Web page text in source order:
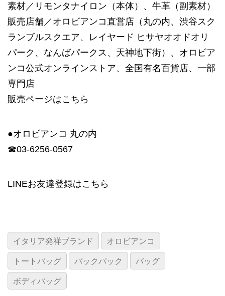
素材／リモンタナイロン（本体）、牛革（副素材）
販売店舗／オロビアンコ直営店（丸の内、渋谷スク
ランブルスクエア、レイヤード ヒサヤオオドオリ
パーク、なんばパークス、天神地下街）、オロビア
ンコ公式オンラインストア、全国有名百貨店、一部
専門店
販売ページはこちら
●オロビアンコ 丸の内
☎03-6256-0567
LINEお友達登録はこちら
イタリア発祥ブランド オロビアンコ
トートバッグ バックパック バッグ
ボディバッグ